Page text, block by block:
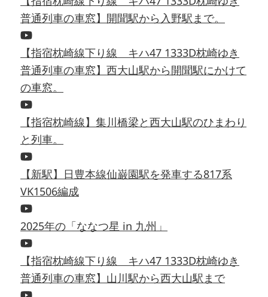
普通列車の車窓】開聞駅から入野駅まで。
【指宿枕崎線下り線 キハ47 1333D枕崎ゆき
普通列車の車窓】西大山駅から開聞駅にかけて
の車窓。
【指宿枕崎線】集川橋梁と西大山駅のひまわり
と列車。
【新駅】日豊本線仙巌園駅を発車する817系
VK1506編成
2025年の「ななつ星 in 九州」
【指宿枕崎線下り線 キハ47 1333D枕崎ゆき
普通列車の車窓】山川駅から西大山駅まで